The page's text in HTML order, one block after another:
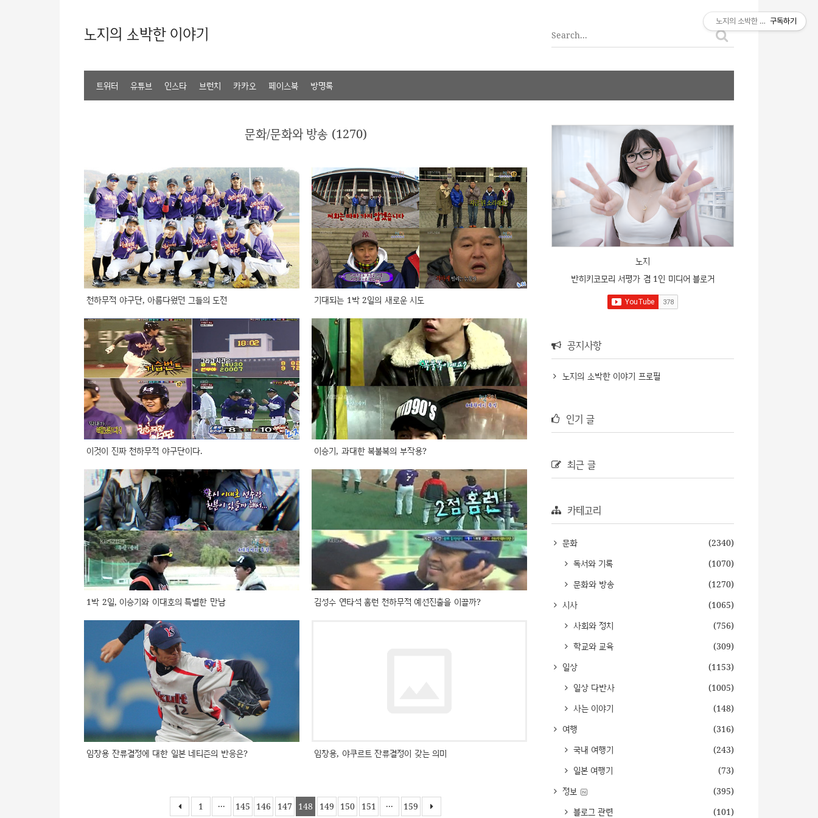
노지의 소박한 이야기
트위터 유튜브 인스타 브런치 카카오 페이스북 방명록
문화/문화와 방송 (1270)
천하무적 야구단, 아름다웠던 그들의 도전 기대되는 1박 2일의 새로운 시도
이것이 진짜 천하무적 야구단이다. 이승기, 과대한 복불복의 부작용?
1박 2일, 이승기와 이대호의 특별한 만남 김성수 연타석 홈런 천하무적 예선진출을 이끌까?
임창용 잔류결정에 대한 일본 네티즌의 반응은? 임창용, 야쿠르트 잔류결정이 갖는 의미
1 ··· 145 146 147 148 149 150 151 ··· 159
노지
반히키코모리 서평가 겸 1인 미디어 블로거
공지사항
노지의 소박한 이야기 프로필
인기 글
최근 글
카테고리
문화
(2340)
독서와 기록
(1070)
문화와 방송
(1270)
시사
(1065)
사회와 정치
(756)
학교와 교육
(309)
일상
(1153)
일상 다반사
(1005)
사는 이야기
(148)
여행
(316)
국내 여행기
(243)
일본 여행기
(73)
정보
(395)
블로그 관련
(101)
노지의 소박한 이야기구독하기